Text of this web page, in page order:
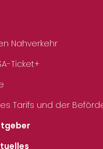
Nahverkehr
Ticket+
Tarifs und der